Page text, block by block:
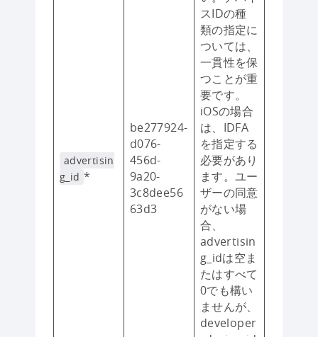
advertisin
g_id *
be277924-
d076-
456d-
9a20-
3c8dee56
63d3
スIDの種
類の指定に
ついては、
一貫性を保
つことが重
要です。
iOSの場合
は、IDFA
を指定する
必要があり
ます。ユー
ザーの同意
がない場
合、
advertisin
g_idは空ま
たはすべて
0でも構い
ませんが、
developer